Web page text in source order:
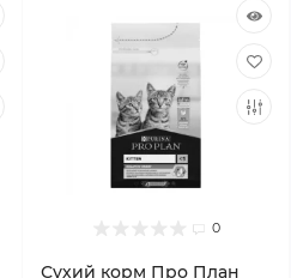
0
Сухий корм Про План